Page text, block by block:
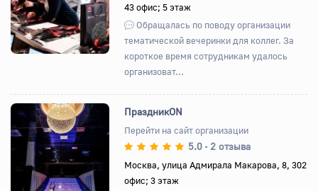
43 офис; 5 этаж
Обращалась по поводу организации
тематической вечеринки для коллег. За
короткое время сотрудникам удалось
организоват...
Назад Вперед
ПраздникON
Перейти на сайт организации
5.0 • 2 отзыва
Москва, улица Адмирала Макарова, 8, 302
офис; 3 этаж